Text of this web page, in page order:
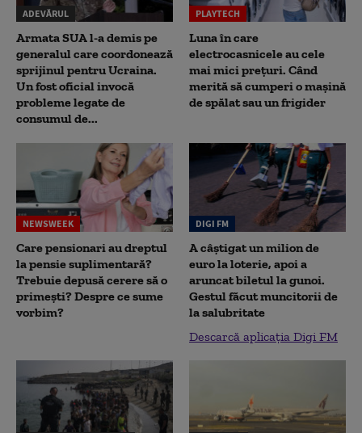
ADEVĂRUL
Armata SUA l-a demis pe
generalul care coordonează
sprijinul pentru Ucraina.
Un fost oficial invocă
probleme legate de
consumul de...
PLAYTECH
Luna în care
electrocasnicele au cele
mai mici prețuri. Când
merită să cumperi o mașină
de spălat sau un frigider
NEWSWEEK
Care pensionari au dreptul
la pensie suplimentară?
Trebuie depusă cerere să o
primești? Despre ce sume
vorbim?
DIGI FM
A câștigat un milion de
euro la loterie, apoi a
aruncat biletul la gunoi.
Gestul făcut muncitorii de
la salubritate
Descarcă aplicația Digi FM